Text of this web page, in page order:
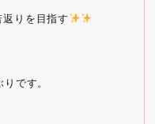
りを目指す
です。